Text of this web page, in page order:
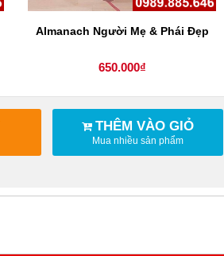
Almanach Người Mẹ & Phái Đẹp
650.000₫
THÊM VÀO GIỎ
Mua nhiều sản phẩm